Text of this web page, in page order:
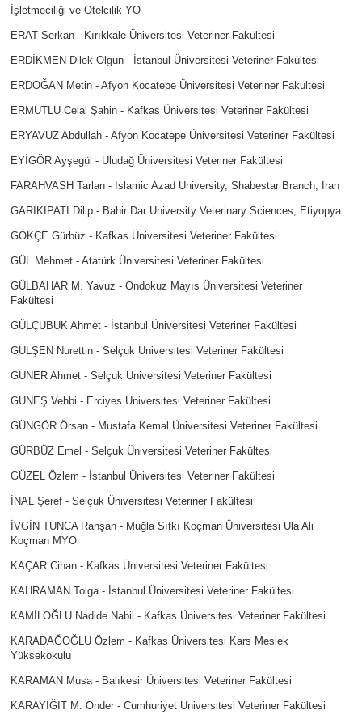
İşletmeciliği ve Otelcilik YO
ERAT Serkan - Kırıkkale Üniversitesi Veteriner Fakültesi
ERDİKMEN Dilek Olgun - İstanbul Üniversitesi Veteriner Fakültesi
ERDOĞAN Metin - Afyon Kocatepe Üniversitesi Veteriner Fakültesi
ERMUTLU Celal Şahin - Kafkas Üniversitesi Veteriner Fakültesi
ERYAVUZ Abdullah - Afyon Kocatepe Üniversitesi Veteriner Fakültesi
EYİGÖR Ayşegül - Uludağ Üniversitesi Veteriner Fakültesi
FARAHVASH Tarlan - Islamic Azad University, Shabestar Branch, Iran
GARIKIPATI Dilip - Bahir Dar University Veterinary Sciences, Etiyopya
GÖKÇE Gürbüz - Kafkas Üniversitesi Veteriner Fakültesi
GÜL Mehmet - Atatürk Üniversitesi Veteriner Fakültesi
GÜLBAHAR M. Yavuz - Ondokuz Mayıs Üniversitesi Veteriner
Fakültesi
GÜLÇUBUK Ahmet - İstanbul Üniversitesi Veteriner Fakültesi
GÜLŞEN Nurettin - Selçuk Üniversitesi Veteriner Fakültesi
GÜNER Ahmet - Selçuk Üniversitesi Veteriner Fakültesi
GÜNEŞ Vehbi - Erciyes Üniversitesi Veteriner Fakültesi
GÜNGÖR Örsan - Mustafa Kemal Üniversitesi Veteriner Fakültesi
GÜRBÜZ Emel - Selçuk Üniversitesi Veteriner Fakültesi
GÜZEL Özlem - İstanbul Üniversitesi Veteriner Fakültesi
İNAL Şeref - Selçuk Üniversitesi Veteriner Fakültesi
İVGİN TUNCA Rahşan - Muğla Sıtkı Koçman Üniversitesi Ula Ali
Koçman MYO
KAÇAR Cihan - Kafkas Üniversitesi Veteriner Fakültesi
KAHRAMAN Tolga - İstanbul Üniversitesi Veteriner Fakültesi
KAMİLOĞLU Nadide Nabil - Kafkas Üniversitesi Veteriner Fakültesi
KARADAĞOĞLU Özlem - Kafkas Üniversitesi Kars Meslek
Yüksekokulu
KARAMAN Musa - Balıkesir Üniversitesi Veteriner Fakültesi
KARAYİĞİT M. Önder - Cumhuriyet Üniversitesi Veteriner Fakültesi